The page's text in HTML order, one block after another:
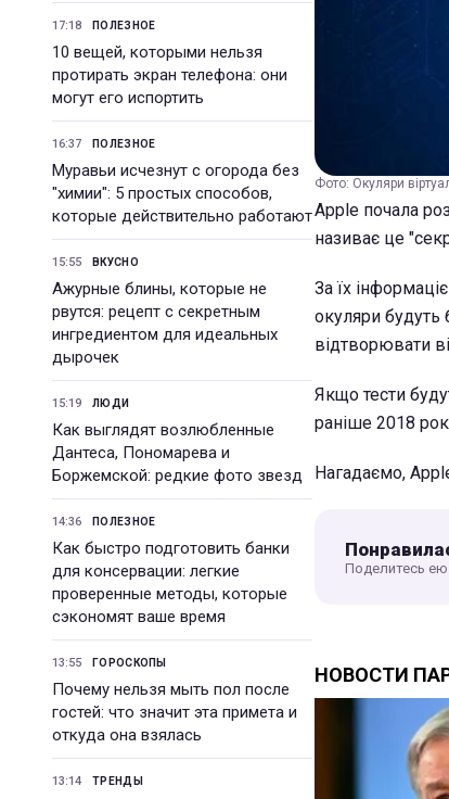
17:18 ПОЛЕЗНОЕ
10 вещей, которыми нельзя
протирать экран телефона: они
могут его испортить
16:37 ПОЛЕЗНОЕ
Муравьи исчезнут с огорода без
"химии": 5 простых способов,
которые действительно работают
15:55 ВКУСНО
Ажурные блины, которые не
рвутся: рецепт с секретным
ингредиентом для идеальных
дырочек
15:19 ЛЮДИ
Как выглядят возлюбленные
Дантеса, Пономарева и
Боржемской: редкие фото звезд
14:36 ПОЛЕЗНОЕ
Как быстро подготовить банки
для консервации: легкие
проверенные методы, которые
сэкономят ваше время
13:55 ГОРОСКОПЫ
Почему нельзя мыть пол после
гостей: что значит эта примета и
откуда она взялась
13:14 ТРЕНДЫ
Фото: Окуляри
Apple почала
називає це
За їх
окуляри будуть
відтворювати
Якщо тести
раніше 2018
Нагадаємо,
Поделитесь